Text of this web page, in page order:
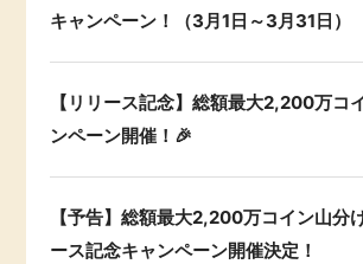
キャンペーン！（3月1日～3月31日）
【リリース記念】総額最大2,200万コ
ンペーン開催！🎉
【予告】総額最大2,200万コイン山分
ース記念キャンペーン開催決定！